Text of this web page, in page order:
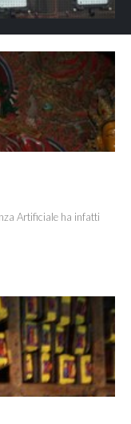
Artificiale ha infatti